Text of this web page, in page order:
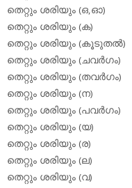
തെറ്റും ശരിയും (ഒ,ഓ)
തെറ്റും ശരിയും (ക)
തെറ്റും ശരിയും (കൂടുതല്‍)
തെറ്റും ശരിയും (ചവര്‍ഗം)
തെറ്റും ശരിയും (തവര്‍ഗം)
തെറ്റും ശരിയും (ന)
തെറ്റും ശരിയും (പവര്‍ഗം)
തെറ്റും ശരിയും (യ)
തെറ്റും ശരിയും (ര)
തെറ്റും ശരിയും (ല)
തെറ്റും ശരിയും (വ)